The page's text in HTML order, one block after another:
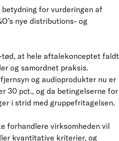
for vurderingen af
nye distributions- og
tød, at hele aftalekonceptet faldt
og samordnet praksis.
og audioprodukter nu er
30 pct., og da betingelserne for
i strid med gruppefritagelsen.
forhandlere virksomheden vil
kvantitative kriterier, og